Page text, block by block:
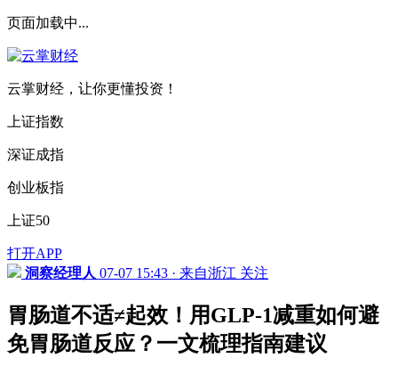
页面加载中...
云掌财经，让你更懂投资！
上证指数
深证成指
创业板指
上证50
打开APP
洞察经理人 07-07 15:43 · 来自浙江 关注
胃肠道不适≠起效！用GLP-1减重如何避
免胃肠道反应？一文梳理指南建议